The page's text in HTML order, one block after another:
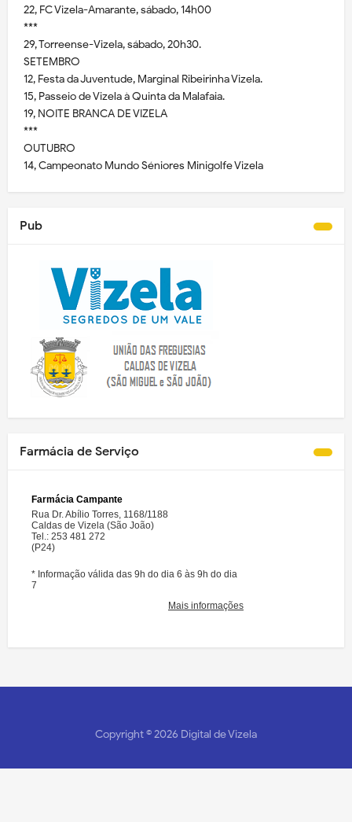
22, FC Vizela-Amarante, sábado, 14h00
***
29, Torreense-Vizela, sábado, 20h30.
SETEMBRO
12, Festa da Juventude, Marginal Ribeirinha Vizela.
15, Passeio de Vizela à Quinta da Malafaia.
19, NOITE BRANCA DE VIZELA
***
OUTUBRO
14, Campeonato Mundo Séniores Minigolfe Vizela
Pub
Farmácia de Serviço
Copyright ©2026 Digital de Vizela